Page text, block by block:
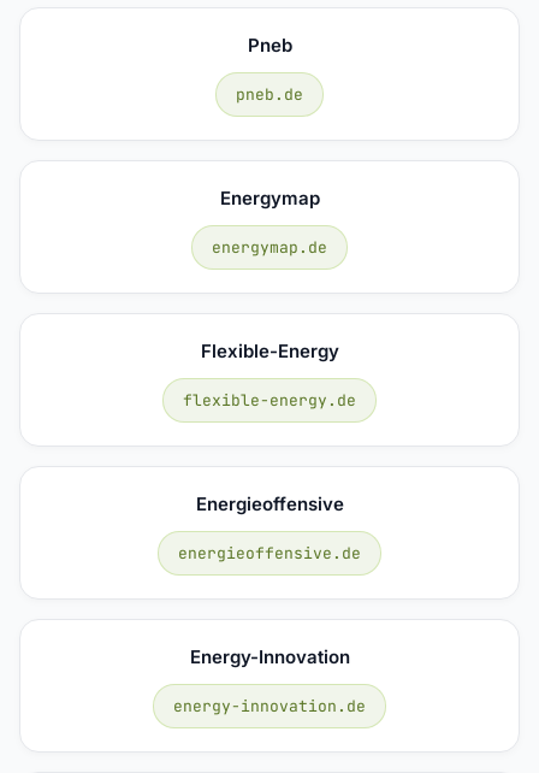
Pneb
pneb.de
Energymap
energymap.de
Flexible-Energy
flexible-energy.de
Energieoffensive
energieoffensive.de
Energy-Innovation
energy-innovation.de